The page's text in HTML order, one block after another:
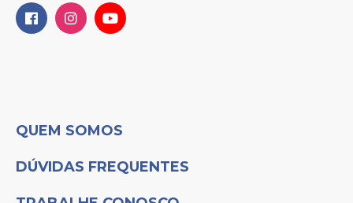
QUEM SOMOS
DÚVIDAS FREQUENTES